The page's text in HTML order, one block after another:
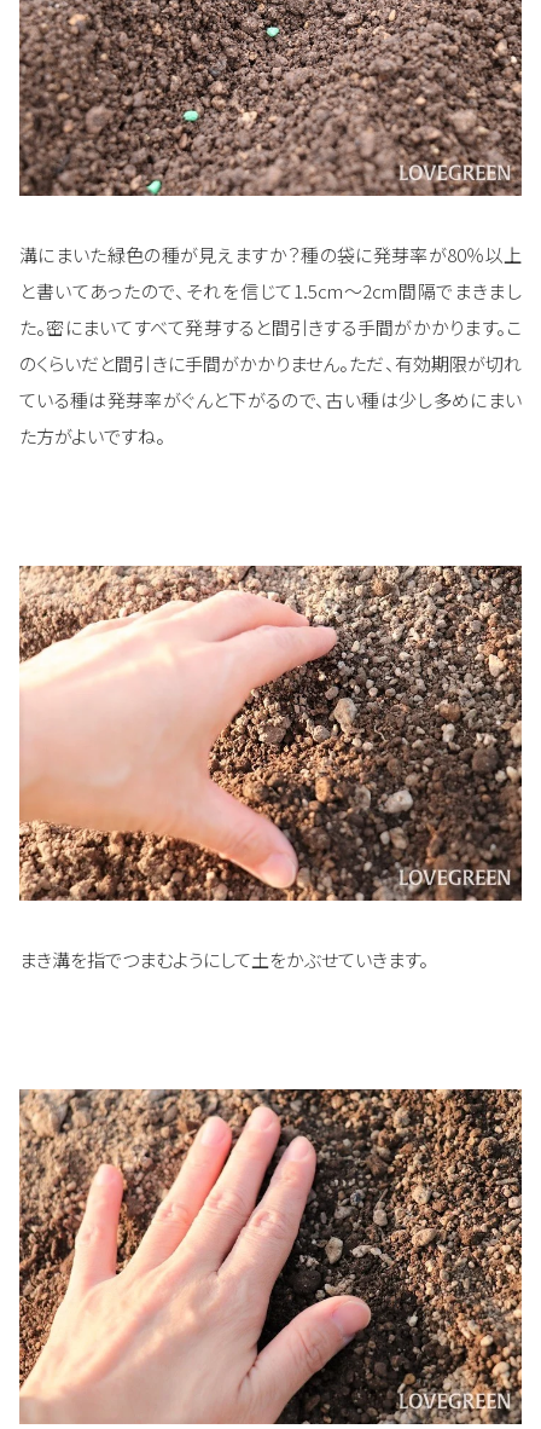
溝にまいた緑色の種が見えますか？種の袋に発芽率が80％以上
と書いてあったので、それを信じて1.5cm～2cm間隔でまきまし
た。密にまいてすべて発芽すると間引きする手間がかかります。こ
のくらいだと間引きに手間がかかりません。ただ、有効期限が切れ
ている種は発芽率がぐんと下がるので、古い種は少し多めにまい
た方がよいですね。
まき溝を指でつまむようにして土をかぶせていきます。